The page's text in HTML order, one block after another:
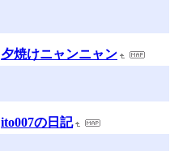
夕焼けニャンニャン
ito007の日記